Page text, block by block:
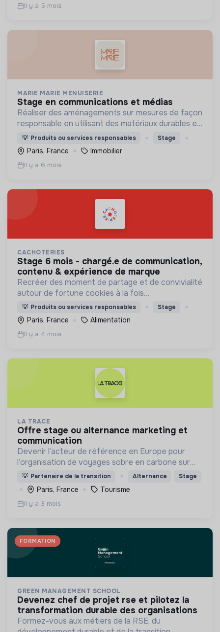
Il y a 5 mois
MARIE MARIE MENUISERIE
stage en communications et médias
Réaliser des aménagements sur mesures de façon
responsable en utilisant des matériaux durables et
parfois de réemploi
💡 Produits ou services responsables Stage
Paris, France Immobilier
Il y a 6 mois
CACHOTERIES
stage 6 mois - chargé.e de communication,
contenu & expérience de marque
Recréer des moment de partage et de convivialité
autour de fortune cookies à la fois
personnalisables, sains (bio, faible en gluten & IG
bas) et surtout gourmands !
💡 Produits ou services responsables Stage
Paris, France Alimentation
Il y a 4 mois
LA TRACE
offre stage ou alternance marketing et
communication
Devenir l’acteur de référence en Europe pour
l’organisation de voyages sobre en carbone sur
mesure, à vélo, adaptés aux moyens et aux
besoins de chaque personne
💡 Partenaire de la transition Alternance Stage
Paris, France Tourisme
Il y a 3 mois
FORMATION
GREEN MANAGEMENT SCHOOL
devenez chef de projet rse et pilotez la
transformation durable des organisations
Formez-vous aux métiers de la RSE, du